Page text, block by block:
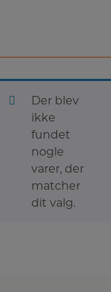
Der blev
ikke
fundet
nogle
varer, der
matcher
dit valg.